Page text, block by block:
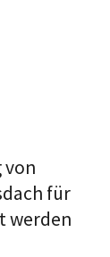
von
für
werden